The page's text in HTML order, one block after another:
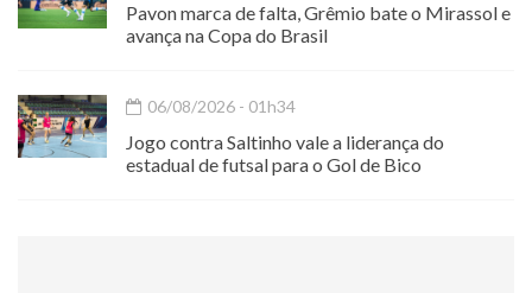
Pavon marca de falta, Grêmio bate o Mirassol e
avança na Copa do Brasil
06/08/2026 - 01h34
Jogo contra Saltinho vale a liderança do
estadual de futsal para o Gol de Bico